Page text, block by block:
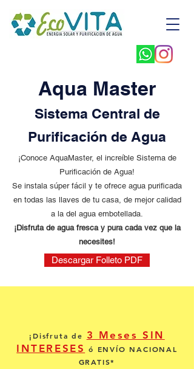
Aqua Master
Sistema Central de
Purificación de Agua
¡Conoce AquaMaster, el increíble Sistema de
Purificación de Agua!
Se instala súper fácil y te ofrece agua purificada
en todas las llaves de tu casa, de mejor calidad
a la del agua embotellada.
¡Disfruta de agua fresca y pura cada vez que la
necesites!
Descargar Folleto PDF
¡Disfruta de 3 Meses SIN
INTERESES ó ENVÍO NACIONAL
GRATIS*